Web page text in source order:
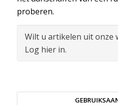
proberen.
Wilt u artikelen uit onze
Log hier in.